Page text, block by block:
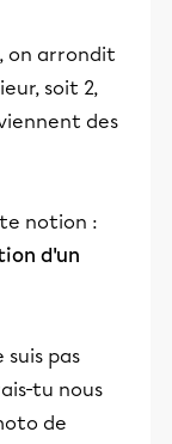
on arrondit
soit 2,
des
notion :
d'un
pas
tu nous
de